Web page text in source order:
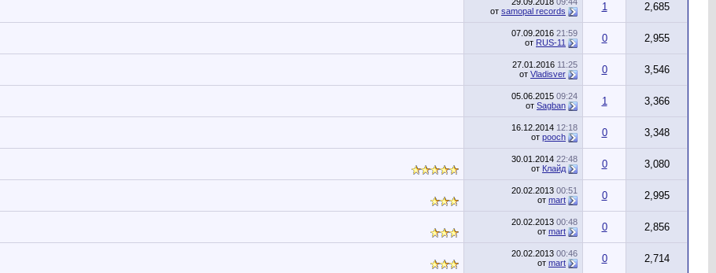
от samopal records 1 2,685
07.09.2016 21:59
от RUS-11 0 2,955
27.01.2016 11:25
от Vladisver 0 3,546
05.06.2015 09:24
от Sagban 1 3,366
16.12.2014 12:18
от pooch 0 3,348
30.01.2014 22:48
от Клайд 0 3,080
20.02.2013 00:51
от mart 0 2,995
20.02.2013 00:48
от mart 0 2,856
20.02.2013 00:46
от mart 0 2,714